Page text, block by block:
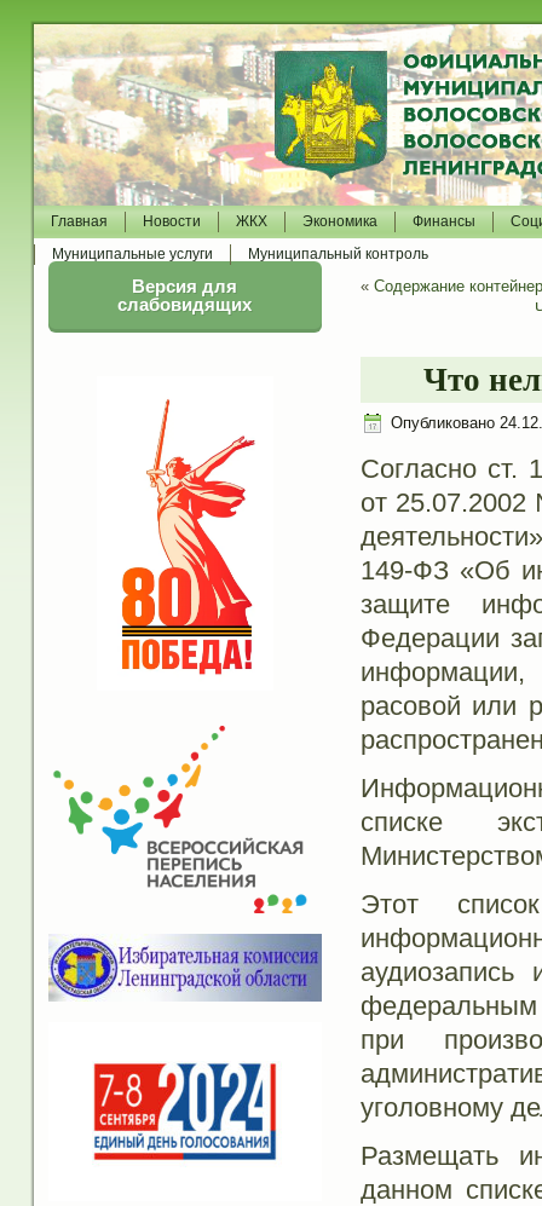
Главная Новости ЖКХ Экономика Финансы
Муниципальные услуги
Муниципальный контроль
Версия для
слабовидящих
« Содержание
Что
Опубликовано
Согласно ст.
от 25.07.2002
149-ФЗ «Об
защите
Федерации
информации,
расовой или
списке
Этот
федеральным
при
уголовному
Размещать
данном